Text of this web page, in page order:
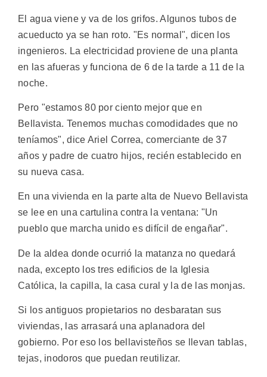
El agua viene y va de los grifos. Algunos tubos de
acueducto ya se han roto. "Es normal", dicen los
ingenieros. La electricidad proviene de una planta
en las afueras y funciona de 6 de la tarde a 11 de la
noche.
Pero "estamos 80 por ciento mejor que en
Bellavista. Tenemos muchas comodidades que no
teníamos", dice Ariel Correa, comerciante de 37
años y padre de cuatro hijos, recién establecido en
su nueva casa.
En una vivienda en la parte alta de Nuevo Bellavista
se lee en una cartulina contra la ventana: "Un
pueblo que marcha unido es difícil de engañar".
De la aldea donde ocurrió la matanza no quedará
nada, excepto los tres edificios de la Iglesia
Católica, la capilla, la casa cural y la de las monjas.
Si los antiguos propietarios no desbaratan sus
viviendas, las arrasará una aplanadora del
gobierno. Por eso los bellavisteños se llevan tablas,
tejas, inodoros que puedan reutilizar.